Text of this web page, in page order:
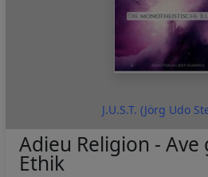
J.U.S.T. (Jörg Udo
Adieu Religion -
Ethik